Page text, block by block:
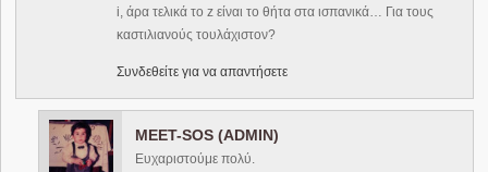
i, άρα τελικά το z είναι το θήτα στα ισπανικά… Για τους
καστιλιανούς τουλάχιστον?
Συνδεθείτε για να απαντήσετε
MEET-SOS (ADMIN)
Ευχαριστούμε πολύ.